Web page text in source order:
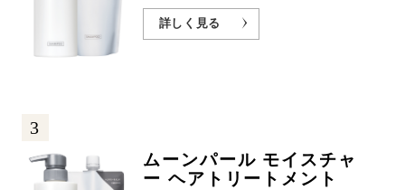
詳しく見る
3
ムーンパール モイスチャ
ー ヘアトリートメント